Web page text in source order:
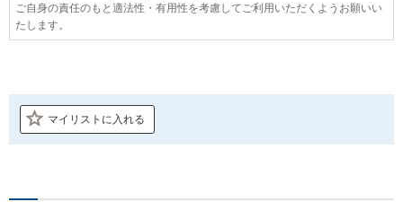
ご自身の責任のもと適法性・有用性を考慮してご利用いただくようお願いい
たします。
マイリストに入れる